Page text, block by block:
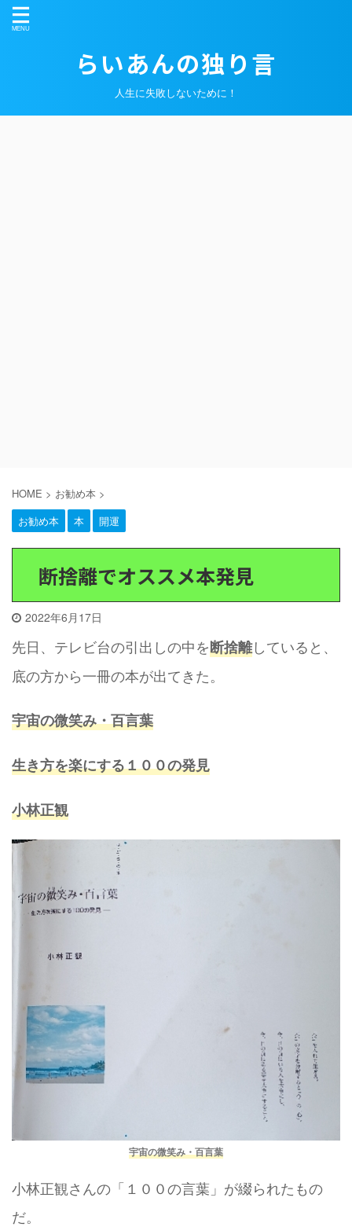
らいあんの独り言
人生に失敗しないために！
HOME > お勧め本 >
お勧め本
本 開運
断捨離でオススメ本発見
2022年6月17日
先日、テレビ台の引出しの中を断捨離していると、
底の方から一冊の本が出てきた。
宇宙の微笑み・百言葉
生き方を楽にする１００の発見
小林正観
宇宙の微笑み・百言葉
小林正観さんの「１００の言葉」が綴られたもの
だ。